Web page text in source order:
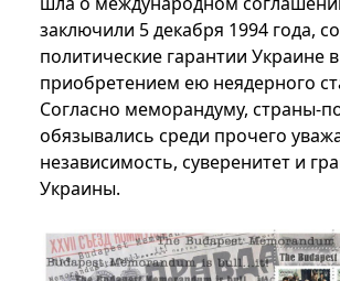
заключили 5 декабря 1994 года,
политические гарантии Украине в
приобретением ею неядерного
Согласно меморандуму, страны-
обязывались среди прочего
независимость, суверенитет и
Украины.